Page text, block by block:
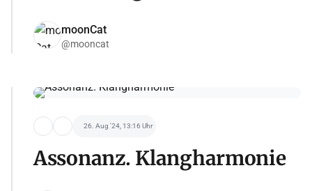
moonCat
@mooncat
26. Aug '24, 13:16 Uhr
Assonanz. Klangharmonie